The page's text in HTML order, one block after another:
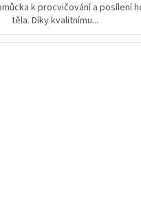
k procvičování a posílení
těla. Díky kvalitnímu...